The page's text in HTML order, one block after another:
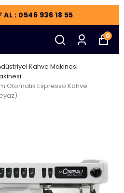
AL : 0546 936 18 55
0
Kahve Makinesi
Otomatik Espresso Kahve